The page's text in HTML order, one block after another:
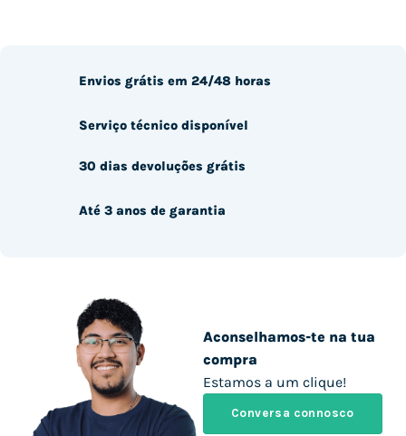
Aconselhamos-te na tua
compra
Estamos a um clique!
Conversa connosco
Envios grátis em 24/48 horas
Serviço técnico disponível
30 dias devoluções grátis
Até 3 anos de garantia